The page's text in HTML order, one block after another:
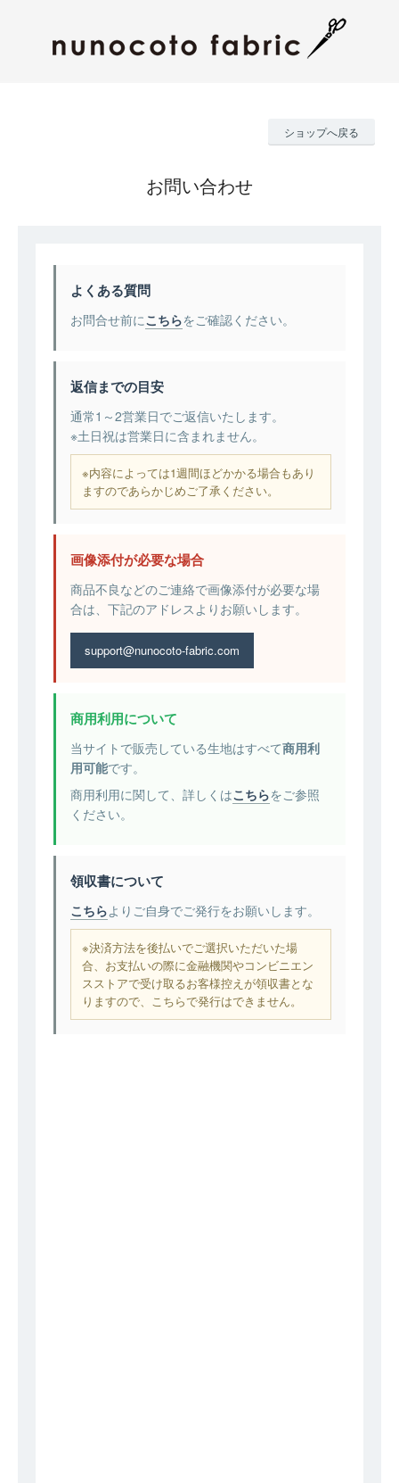
ショップへ戻る
お問い合わせ
よくある質問
お問合せ前にこちらをご確認ください。
返信までの目安
通常1～2営業日でご返信いたします。
※土日祝は営業日に含まれません。
※内容によっては1週間ほどかかる場合もあり
ますのであらかじめご了承ください。
画像添付が必要な場合
商品不良などのご連絡で画像添付が必要な場
合は、下記のアドレスよりお願いします。
support@nunocoto-fabric.com
商用利用について
当サイトで販売している生地はすべて商用利
用可能です。
商用利用に関して、詳しくはこちらをご参照
ください。
領収書について
こちらよりご自身でご発行をお願いします。
※決済方法を後払いでご選択いただいた場
合、お支払いの際に金融機関やコンビニエン
スストアで受け取るお客様控えが領収書とな
りますので、こちらで発行はできません。